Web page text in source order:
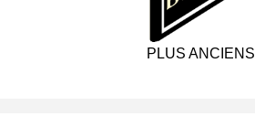
PLUS ANCIENS